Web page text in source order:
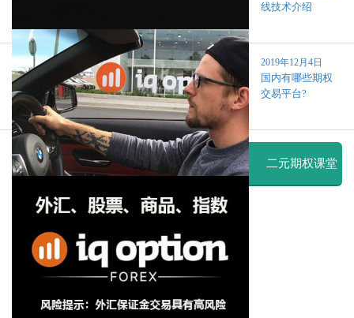
线技术介绍
2019年12月4日
国内有哪些期权
交易平台?
二元期权课堂